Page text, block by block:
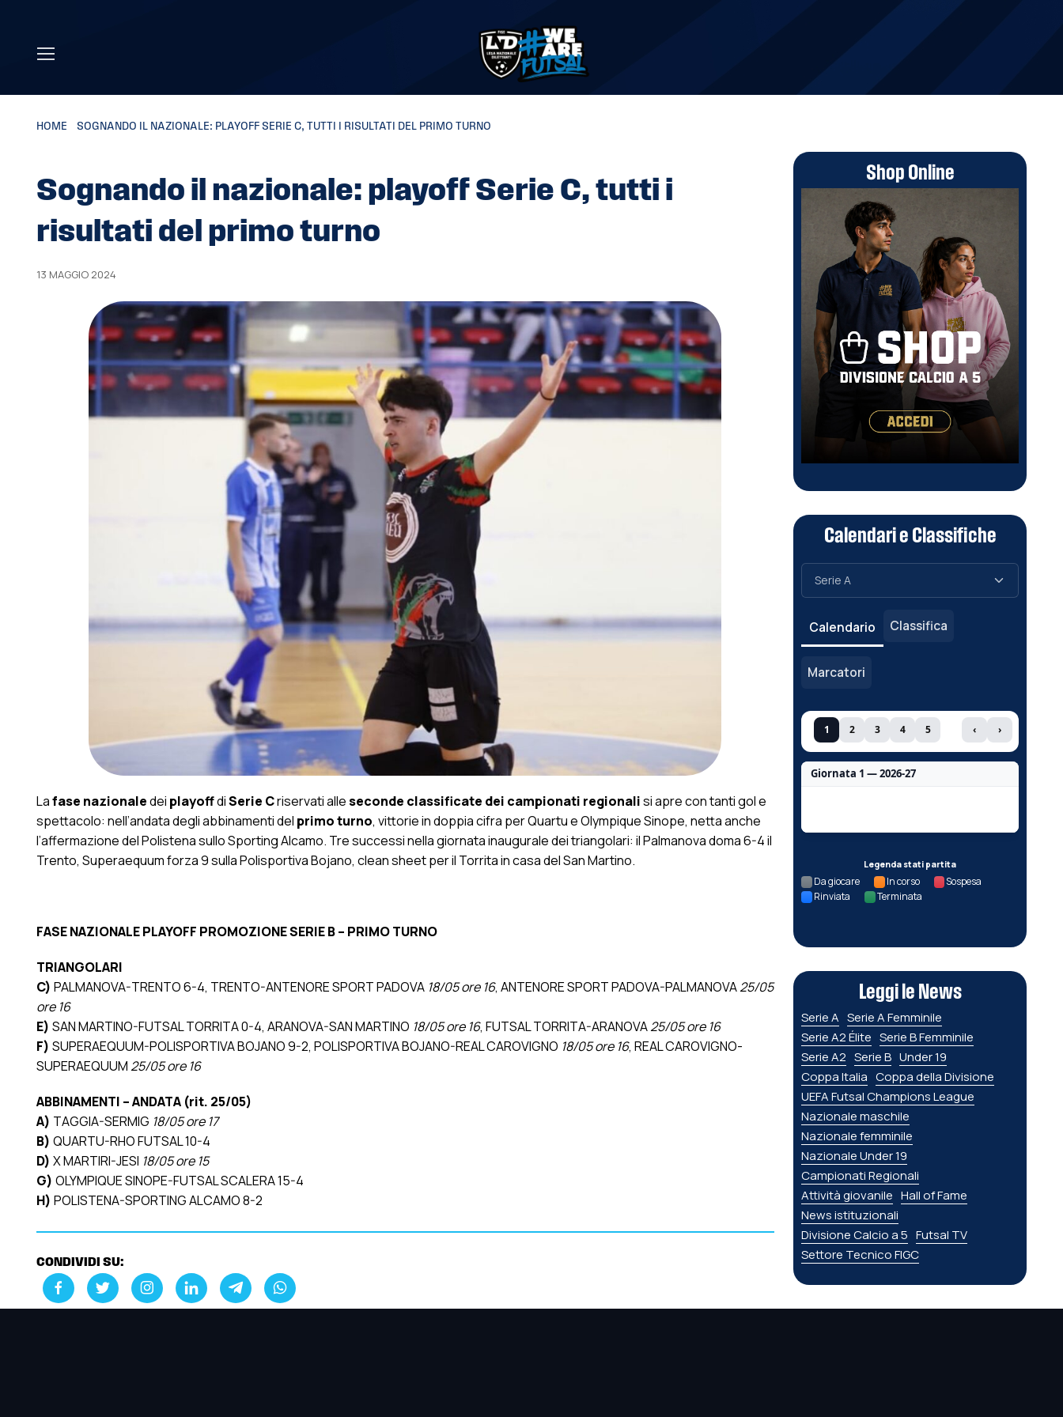
HOME SOGNANDO IL NAZIONALE: PLAYOFF SERIE C, TUTTI I RISULTATI DEL PRIMO TURNO
Sognando il nazionale: playoff Serie C, tutti i
risultati del primo turno
13 MAGGIO 2024
Lafase nazionaledei playoffdiSerie Criservati alleseconde classificate dei campionati regionalisi apre con tanti gol e
spettacolo: nell’andata degli abbinamenti del primo turno, vittorie in doppia cifra per Quartu e Olympique Sinope, netta anche
l’affermazione del Polistena sullo Sporting Alcamo. Tre successi nella giornata inaugurale dei triangolari: il Palmanova doma 6-4 il
Trento, Superaequum forza 9 sulla Polisportiva Bojano, clean sheet per il Torrita in casa del San Martino.
FASE NAZIONALE PLAYOFF PROMOZIONE SERIE B – PRIMO TURNO
TRIANGOLARI
C) PALMANOVA-TRENTO 6-4, TRENTO-ANTENORE SPORT PADOVA 18/05 ore 16, ANTENORE SPORT PADOVA-PALMANOVA25/05
ore 16
E) SAN MARTINO-FUTSAL TORRITA 0-4, ARANOVA-SAN MARTINO 18/05 ore 16, FUTSAL TORRITA-ARANOVA25/05 ore 16
F) SUPERAEQUUM-POLISPORTIVA BOJANO 9-2, POLISPORTIVA BOJANO-REAL CAROVIGNO 18/05 ore 16, REAL CAROVIGNO-
SUPERAEQUUM 25/05 ore 16
ABBINAMENTI – ANDATA (rit. 25/05)
A) TAGGIA-SERMIG 18/05 ore 17
B) QUARTU-RHO FUTSAL 10-4
D) X MARTIRI-JESI 18/05 ore 15
G) OLYMPIQUE SINOPE-FUTSAL SCALERA 15-4
H) POLISTENA-SPORTING ALCAMO 8-2
CONDIVIDI SU:
Shop Online
Calendari e Classifiche
Calendario Classifica
Marcatori
1 2 3 4 5 ‹ ›
Giornata 1 — 2026-27
Legenda stati partita
Da giocare In corso
Sospesa
Rinviata
Terminata
Leggi le News
Serie A Serie A Femminile
Serie A2 Élite Serie B Femminile
Serie A2 Serie B Under 19
Coppa Italia Coppa della Divisione
UEFA Futsal Champions League
Nazionale maschile
Nazionale femminile
Nazionale Under 19
Campionati Regionali
Attività giovanile Hall of Fame
News istituzionali
Divisione Calcio a 5 Futsal TV
Settore Tecnico FIGC